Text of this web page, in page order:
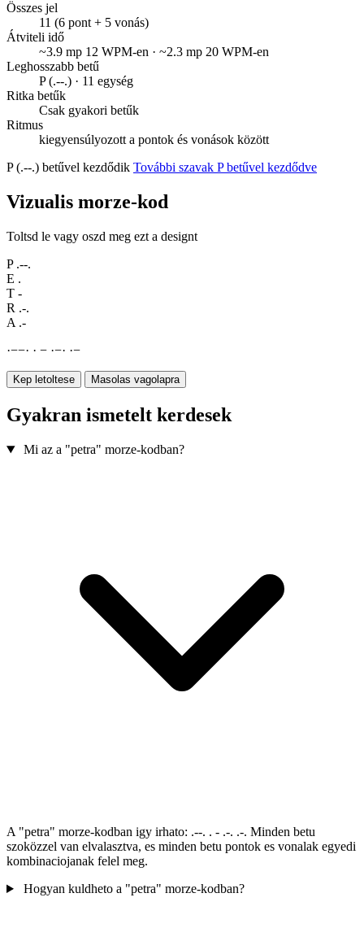
Összes jel
11 (6 pont + 5 vonás)
Átviteli idő
~3.9 mp 12 WPM-en · ~2.3 mp 20 WPM-en
Leghosszabb betű
P (.--.) · 11 egység
Ritka betűk
Csak gyakori betűk
Ritmus
kiegyensúlyozott a pontok és vonások között
P (.--.) betűvel kezdődik További szavak P betűvel kezdődve
Vizualis morze-kod
Toltsd le vagy oszd meg ezt a designt
P .--.
E .
T -
R .-.
A .-
·−−· · − ·−· ·−
Kep letoltese Masolas vagolapra
Gyakran ismetelt kerdesek
Mi az a "petra" morze-kodban?
A "petra" morze-kodban igy irhato: .--. . - .-. .-. Minden betu
szoközzel van elvalasztva, es minden betu pontok es vonalak egyedi
kombinaciojanak felel meg.
Hogyan kuldheto a "petra" morze-kodban?